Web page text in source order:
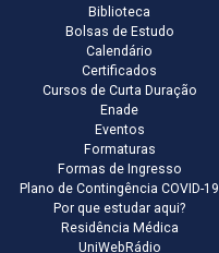
Biblioteca
Bolsas de Estudo
Calendário
Certificados
Cursos de Curta Duração
Enade
Eventos
Formaturas
Formas de Ingresso
Plano de Contingência COVID-19
Por que estudar aqui?
Residência Médica
UniWebRádio